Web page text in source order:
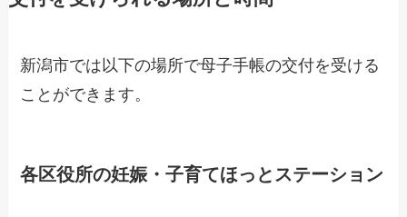
新潟市では以下の場所で母子手帳の交付を受ける
ことができます。
各区役所の妊娠・子育てほっとステーション